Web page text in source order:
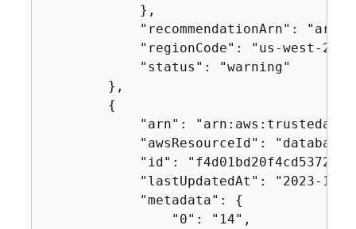
            },
"recommendationArn":
            "regionCode": "us-west-2",
            "status": "warning"
        },
{
"arn":
"awsResourceId":
"id":
"lastUpdatedAt": "2023-11-
            "metadata":
{
                "0": "14",